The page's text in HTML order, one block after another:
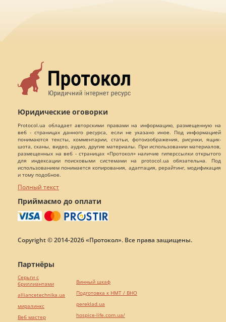
Юридические оговорки
Protocol.ua обладает авторскими правами на информацию, размещенную на
веб - страницах данного ресурса, если не указано иное. Под информацией
понимаются тексты, комментарии, статьи, фотоизображения, рисунки, ящик-
шота, сканы, видео, аудио, другие материалы. При использовании материалов,
размещенных на веб - страницах «Протокол» наличие гиперссылки открытого
для индексации поисковыми системами на protocol.ua обязательна. Под
использованием понимается копирования, адаптация, рерайтинг, модификация
и тому подобное.
Полный текст
Приймаємо до оплати
Copyright © 2014-2026 «Протокол». Все права защищены.
Партнёры
Серьги с
бриллиантами
alliancetechnika.ua
миралинкс
Веб мастер
Винный шкаф
Подготовка к НМТ / ВНО
pereklad.ua
hospice-life.com.ua/